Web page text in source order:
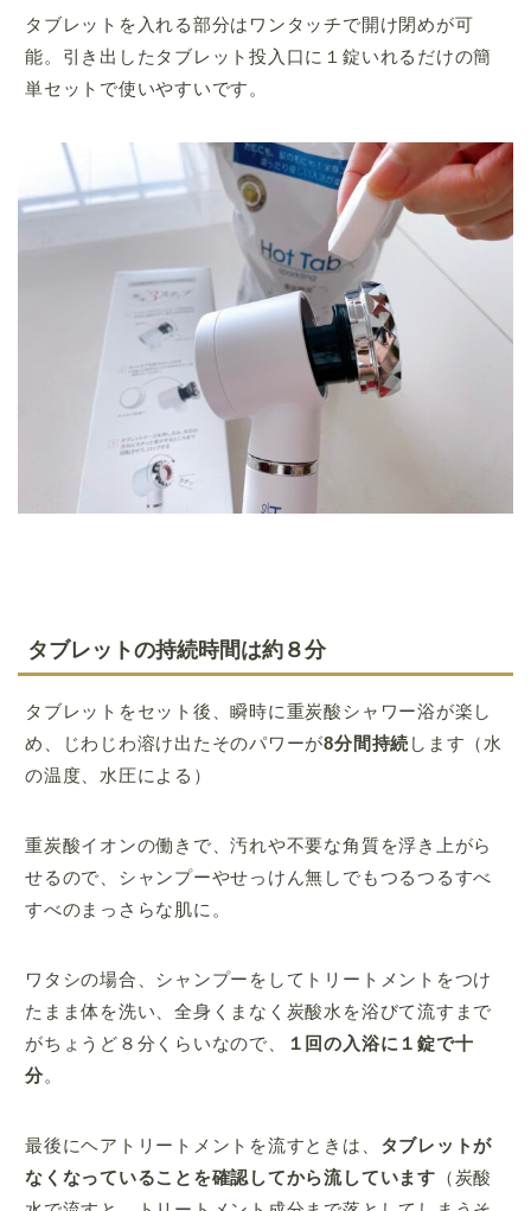
タブレットを入れる部分はワンタッチで開け閉めが可
能。引き出したタブレット投入口に１錠いれるだけの簡
単セットで使いやすいです。
タブレットの持続時間は約８分
タブレットをセット後、瞬時に重炭酸シャワー浴が楽し
め、じわじわ溶け出たそのパワーが8分間持続 します（水
の温度、水圧による）
重炭酸イオンの働きで、汚れや不要な角質を浮き上がら
せるので、シャンプーやせっけん無しでもつるつるすべ
すべのまっさらな肌に。
ワタシの場合、シャンプーをしてトリートメントをつけ
たまま体を洗い、全身くまなく炭酸水を浴びて流すまで
がちょうど８分くらいなので、
１回の入浴に１錠で十
分。
最後にヘアトリートメントを流すときは、 タブレットが
なくなっていることを確認してから流しています （炭酸